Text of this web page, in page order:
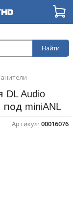
Найти
Audio
под miniANL
Артикул: 00016076